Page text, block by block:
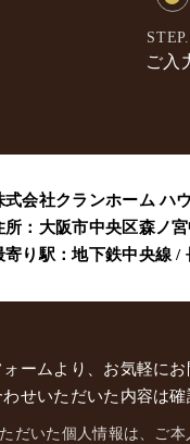
ご入
式会社クランホーム ハ
所： 大阪市中央区森ノ
寄り駅：地下鉄中央線 /
ームより、お気軽にお
わせいただいた内容は
だいた個人情報は、ご本